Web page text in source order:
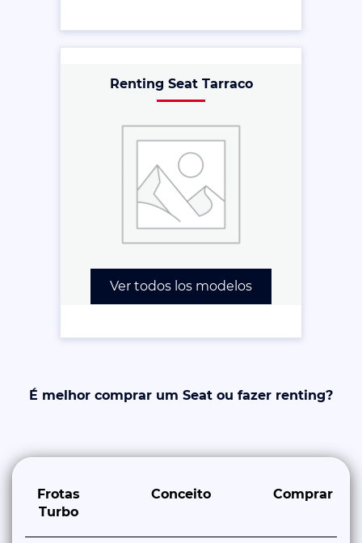
Renting Seat Tarraco
Ver todos los modelos
É melhor comprar um Seat ou fazer renting?
Frotas
Turbo
Conceito Comprar